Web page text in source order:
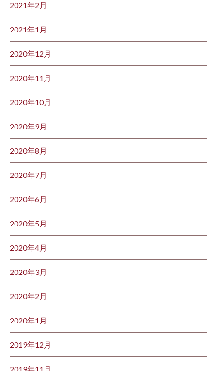
2021年2月
2021年1月
2020年12月
2020年11月
2020年10月
2020年9月
2020年8月
2020年7月
2020年6月
2020年5月
2020年4月
2020年3月
2020年2月
2020年1月
2019年12月
2019年11月